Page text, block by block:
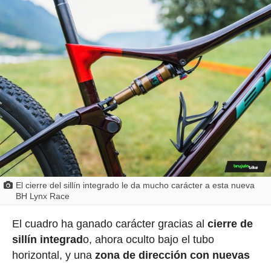
El cierre del sillín integrado le da mucho carácter a esta nueva
BH Lynx Race
El cuadro ha ganado carácter gracias al cierre de
sillín integrado, ahora oculto bajo el tubo
horizontal, y una zona de dirección con nuevas